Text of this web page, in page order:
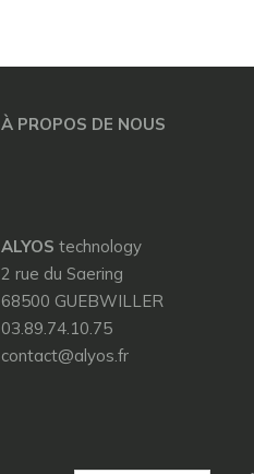
À PROPOS DE NOUS
ALYOS technology
2 rue du Saering
68500 GUEBWILLER
03.89.74.10.75
contact@alyos.fr